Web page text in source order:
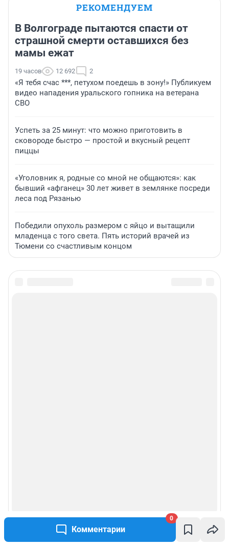
Комментарии
0
РЕКОМЕНДУЕМ
В Волгограде пытаются спасти от
страшной смерти оставшихся без
мамы ежат
19 часов 12 692 2
«Я тебя счас ***, петухом поедешь в зону!» Публикуем
видео нападения уральского гопника на ветерана
СВО
Успеть за 25 минут: что можно приготовить в
сковороде быстро — простой и вкусный рецепт
пиццы
«Уголовник я, родные со мной не общаются»: как
бывший «афганец» 30 лет живет в землянке посреди
леса под Рязанью
Победили опухоль размером с яйцо и вытащили
младенца с того света. Пять историй врачей из
Тюмени со счастливым концом